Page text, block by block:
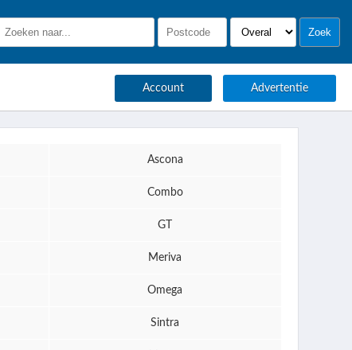
Account Advertentie
Ascona
Combo
GT
Meriva
Omega
Sintra